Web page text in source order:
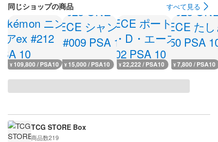
同じショップの商品 すべて見る
¥ 109,800 / PSA10 ¥ 15,000 / PSA10 ¥22,222 / PSA10 ¥7,800 / PSA10
TCG STORE Box
商品数219